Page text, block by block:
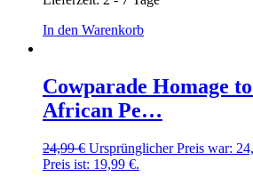
In den Warenkorb
Cowparade Homage to
African Pe…
24,99€ Ursprünglicher Preis war:
Preis ist: 19,99 €.